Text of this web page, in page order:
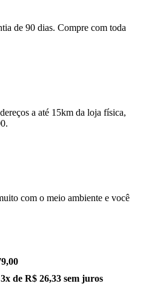
de 90 dias. Compre com toda
a até 15km da loja física,
com o meio ambiente e você
3x de R$ 26,33 sem juros